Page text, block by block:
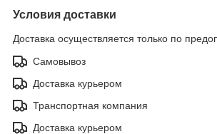
Условия доставки
Доставка осуществляется только по
Самовывоз
Доставка курьером
Транспортная компания
Доставка курьером